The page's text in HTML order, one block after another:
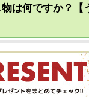
は何ですか？【